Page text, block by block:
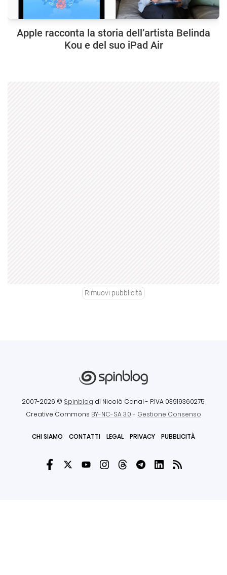
Apple racconta la storia dell’artista Belinda
Kou e del suo iPad Air
Rimuovi pubblicità
2007-2026 © Spinblog di Nicolò Canal - P.IVA 03919360275
Creative Commons BY-NC-SA 3.0- Gestione Consenso
CHI SIAMO CONTATTI LEGAL PRIVACY PUBBLICITÀ